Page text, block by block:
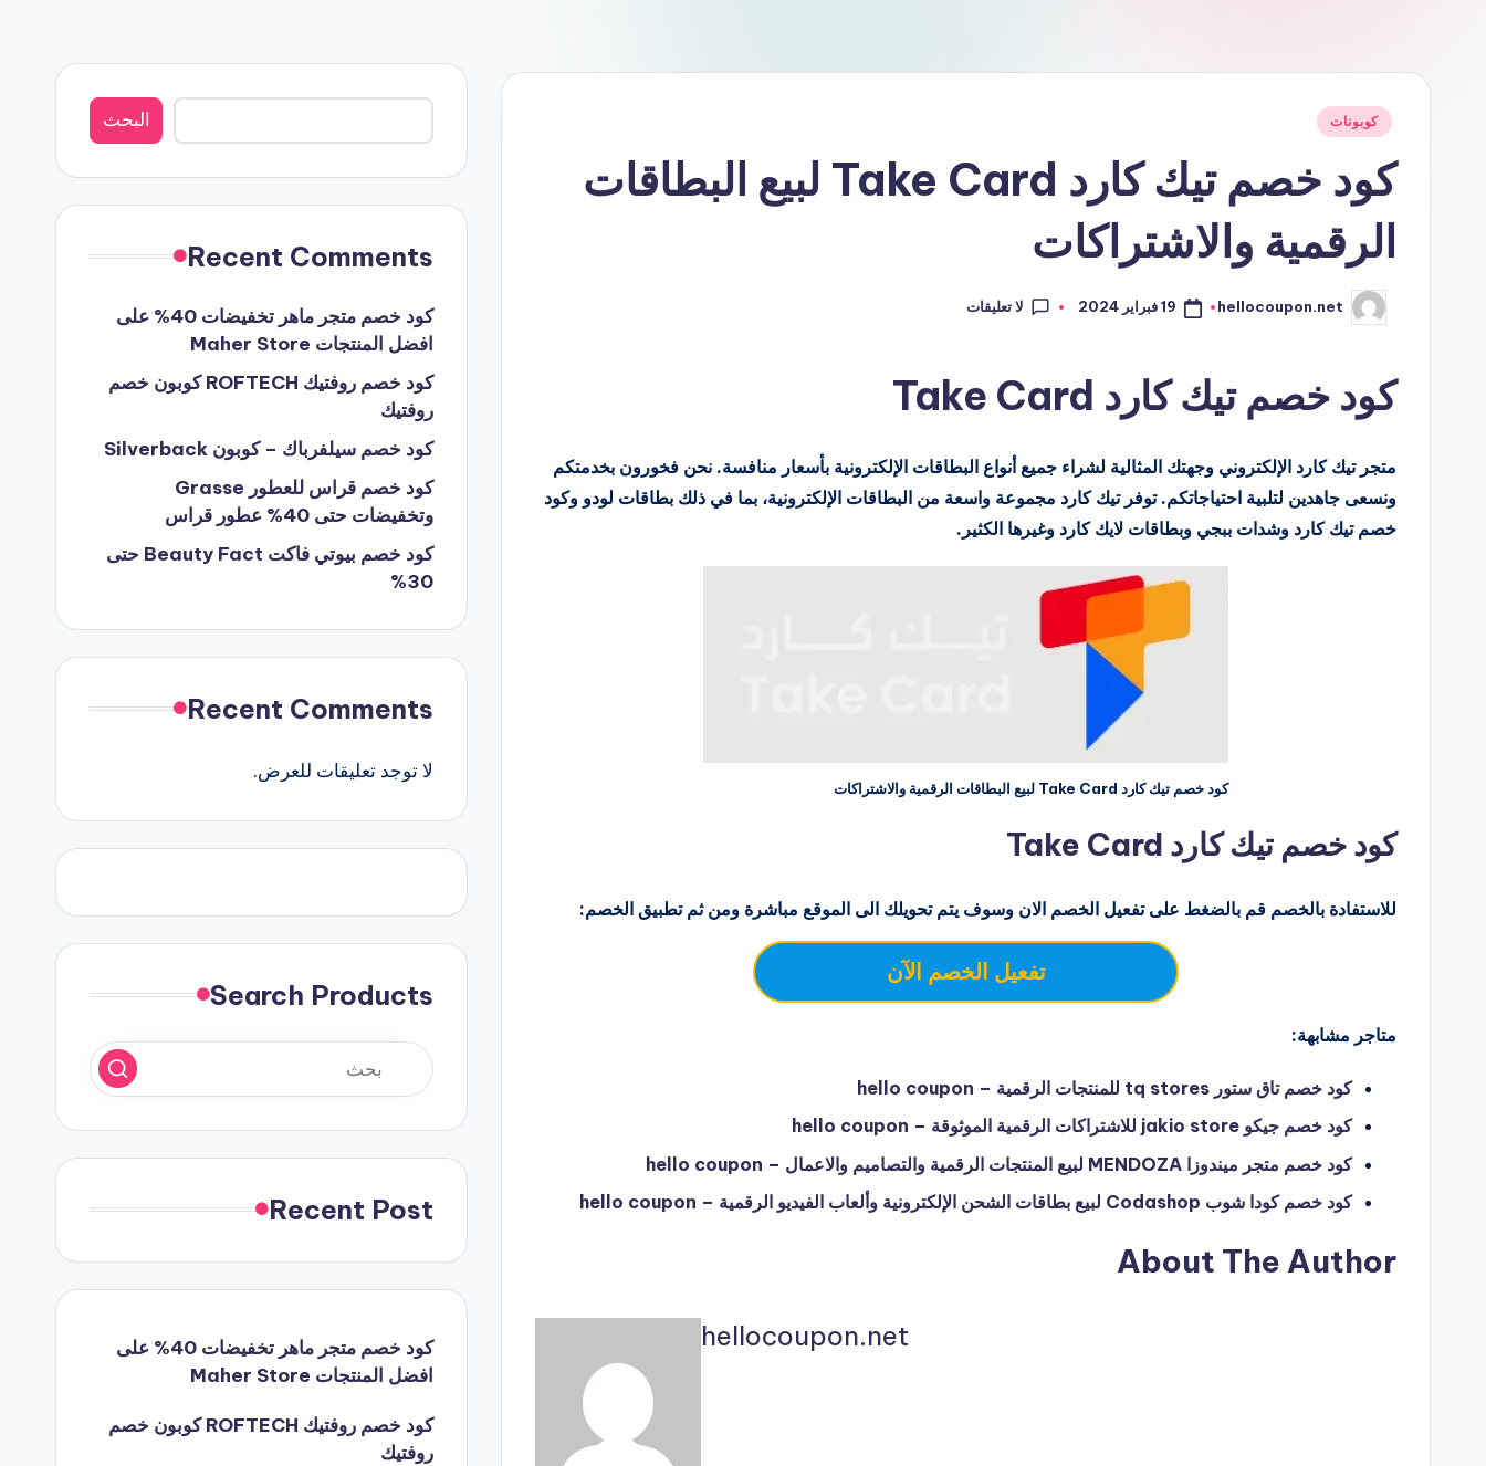
نُشركوبونات
كود خصم تيك كارد Take Card لبيع البطاقات
الرقمية والاشتراكات
تمّ
النشر
hellocoupon.net 19 فبراير 2024 لا تعليقات
كود خصم تيك كارد Take Card
متجر تيك كارد الإلكتروني وجهتك المثالية لشراء جميع أنواع البطاقات الإلكترونية بأسعار منافسة. نحن فخورون بخدمتكم
ونسعى جاهدين لتلبية احتياجاتكم. توفر تيك كارد مجموعة واسعة من البطاقات الإلكترونية، بما في ذلك بطاقات لودو وكود
خصم تيك كارد وشدات ببجي وبطاقات لايك كارد وغيرها الكثير.
كود خصم تيك كارد Take Card لبيع البطاقات الرقمية والاشتراكات
كود خصم تيك كارد Take Card
للاستفادة بالخصم قم بالضغط على تفعيل الخصم الان وسوف يتم تحويلك الى الموقع مباشرة ومن ثم تطبيق الخصم:
تفعيل الخصم الآن
متاجر مشابهة:
كود خصم تاق ستور tq stores للمنتجات الرقمية – hello coupon
كود خصم جيكو jakio store للاشتراكات الرقمية الموثوقة – hello coupon
كود خصم متجر ميندوزا MENDOZA لبيع المنتجات الرقمية والتصاميم والاعمال – hello coupon
كود خصم كودا شوب Codashop لبيع بطاقات الشحن الإلكترونية وألعاب الفيديو الرقمية – hello coupon
About The Author
hellocoupon.net
البحث
البحث
Recent Comments
كود خصم متجر ماهر تخفيضات 40% على
افضل المنتجات Maher Store
كود خصم روفتيك ROFTECH كوبون خصم
روفتيك
كود خصم سيلفرباك – كوبون Silverback
كود خصم قراس للعطور Grasse
وتخفيضات حتى 40% عطور قراس
كود خصم بيوتي فاكت Beauty Fact حتى
30%
Recent Comments
لا توجد تعليقات للعرض.
Search Products
Recent Post
كود خصم متجر ماهر تخفيضات 40% على
افضل المنتجات Maher Store
كود خصم روفتيك ROFTECH كوبون خصم
روفتيك